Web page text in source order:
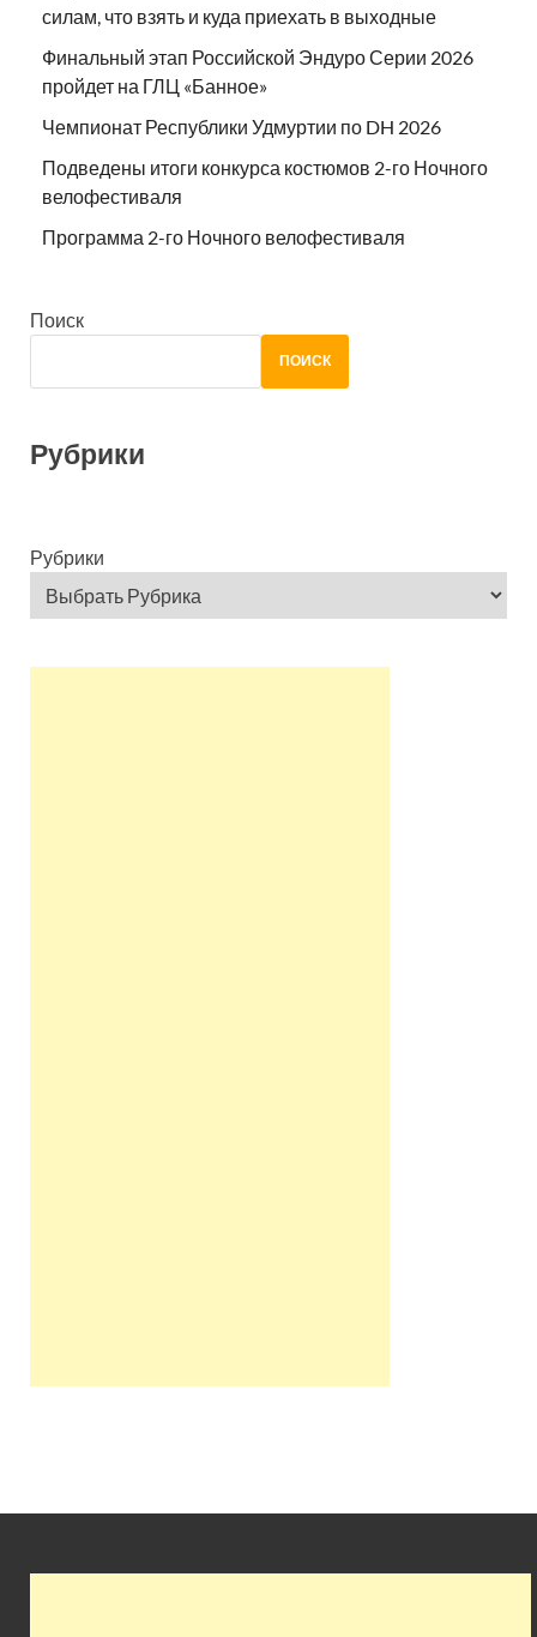
силам, что взять и куда приехать в выходные
Финальный этап Российской Эндуро Серии 2026
пройдет на ГЛЦ «Банное»
Чемпионат Республики Удмуртии по DH 2026
Подведены итоги конкурса костюмов 2-го Ночного
велофестиваля
Программа 2-го Ночного велофестиваля
Поиск
ПОИСК
Рубрики
Рубрики